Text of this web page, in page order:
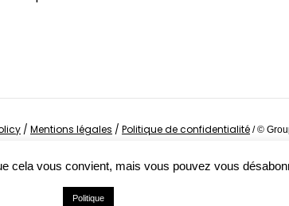
/ Mentions légales / Politique de confidentialité /©
cela vous convient, mais vous pouvez vous
Politique